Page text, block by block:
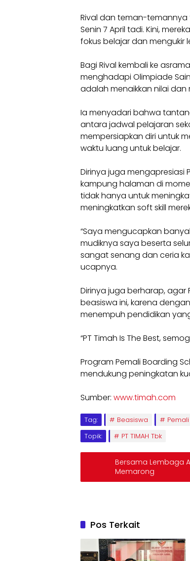
Rival dan teman-temannya
Senin 7 April tadi. Kini,
fokus belajar dan mengukir
Bagi Rival kembali ke
menghadapi Olimpiade
adalah menaikkan nilai
Ia menyadari bahwa
antara jadwal pelajaran
mempersiapkan diri untuk
waktu luang untuk belajar.
Dirinya juga mengapresiasi
kampung halaman di
tidak hanya untuk
meningkatkan soft skill
“Saya mengucapkan
mudiknya saya beserta
sangat senang dan ceria
ucapnya.
Dirinya juga berharap, agar
beasiswa ini, karena
menempuh pendidikan
“PT Timah Is The Best,
Program Pemali Boarding
mendukung peningkatan
Sumber: www.timah.com
Tag: Beasiswa
Topik:
PT TIMAH Tbk
Bersama Lembaga
Memarong
Pos Terkait